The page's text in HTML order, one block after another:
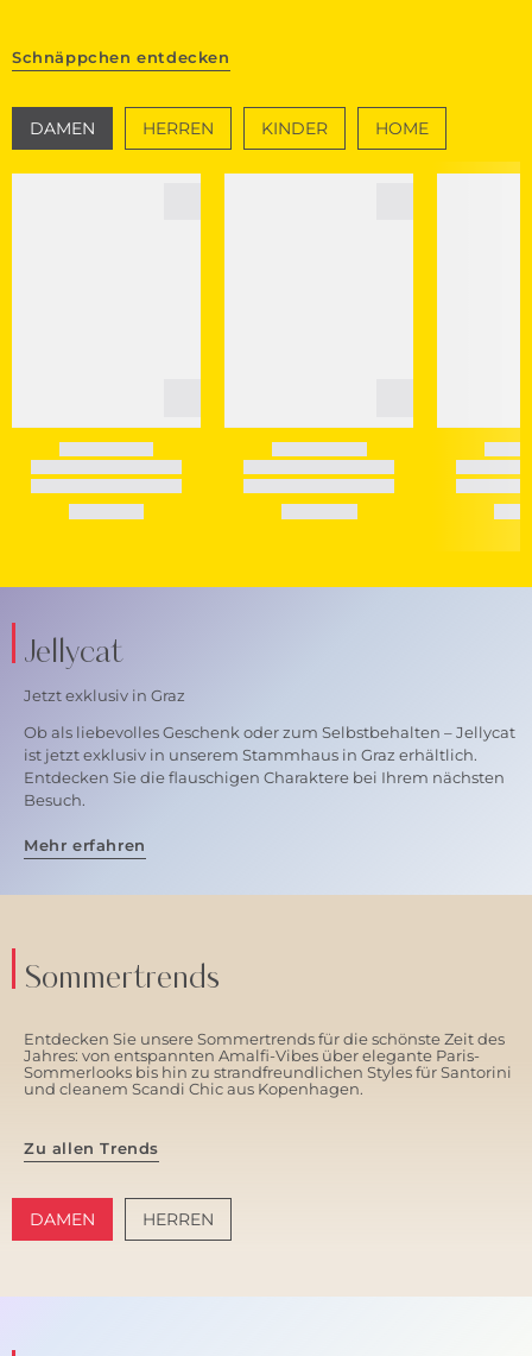
Schnäppchen entdecken
DAMEN HERREN KINDER HOME
Jellycat
Jetzt exklusiv in Graz
Ob als liebevolles Geschenk oder zum Selbstbehalten – Jellycat
ist jetzt exklusiv in unserem Stammhaus in Graz erhältlich.
Entdecken Sie die flauschigen Charaktere bei Ihrem nächsten
Besuch.
Mehr erfahren
Sommertrends
Entdecken Sie unsere Sommertrends für die schönste Zeit des
Jahres: von entspannten Amalfi-Vibes über elegante Paris-
Sommerlooks bis hin zu strandfreundlichen Styles für Santorini
und cleanem Scandi Chic aus Kopenhagen.
Zu allen Trends
DAMEN HERREN